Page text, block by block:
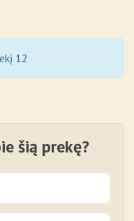
12
šią prekę?